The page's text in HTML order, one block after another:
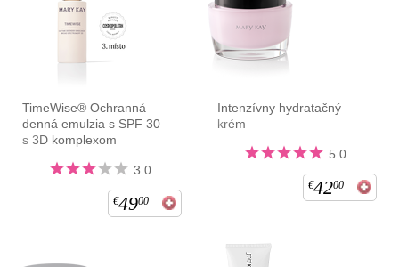
TimeWise® Ochranná
denná emulzia s SPF 30
s 3D komplexom
3.0
€4900
Intenzívny hydratačný
krém
5.0
€4200